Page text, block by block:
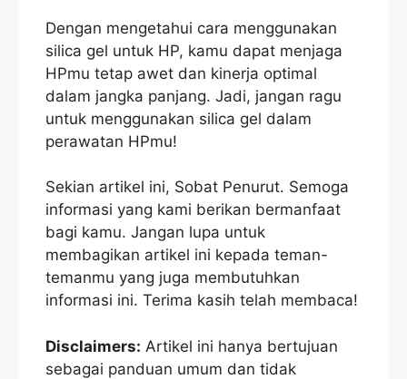
Dengan mengetahui cara menggunakan
silica gel untuk HP, kamu dapat menjaga
HPmu tetap awet dan kinerja optimal
dalam jangka panjang. Jadi, jangan ragu
untuk menggunakan silica gel dalam
perawatan HPmu!
Sekian artikel ini, Sobat Penurut. Semoga
informasi yang kami berikan bermanfaat
bagi kamu. Jangan lupa untuk
membagikan artikel ini kepada teman-
temanmu yang juga membutuhkan
informasi ini. Terima kasih telah membaca!
Disclaimers: Artikel ini hanya bertujuan
sebagai panduan umum dan tidak